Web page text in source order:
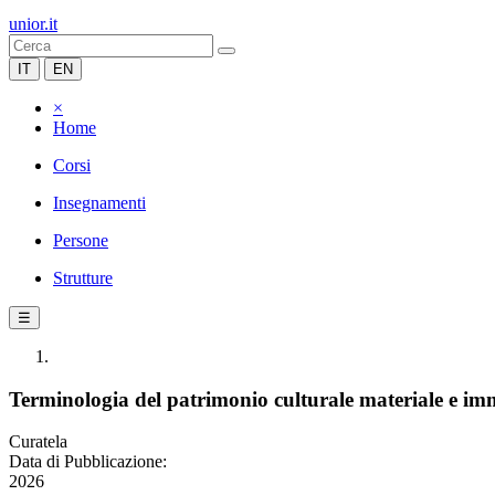
unior.it
IT EN
×
Home
Corsi
Insegnamenti
Persone
Strutture
☰
Terminologia del patrimonio culturale materiale e
Curatela
Data di Pubblicazione:
2026